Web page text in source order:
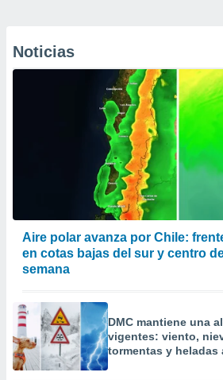
Noticias
Aire polar avanza por Chile:
en cotas bajas del sur y centro
semana
DMC mantiene una
vigentes: viento,
tormentas y heladas